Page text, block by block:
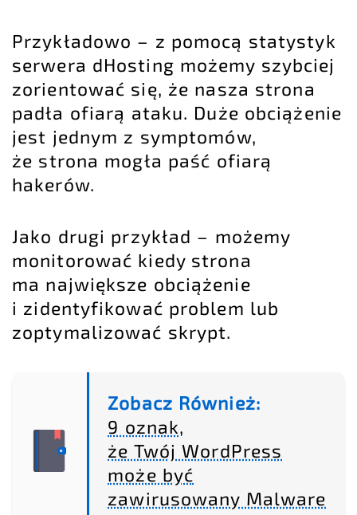
Przykładowo – z pomocą statystyk
serwera dHosting możemy szybciej
zorientować się, że nasza strona
padła ofiarą ataku. Duże obciążenie
jest jednym z symptomów,
że strona mogła paść ofiarą
hakerów.
Jako drugi przykład – możemy
monitorować kiedy strona
ma największe obciążenie
i zidentyfikować problem lub
zoptymalizować skrypt.
Zobacz Również:
9 oznak,
że Twój WordPress
może być
zawirusowany Malware